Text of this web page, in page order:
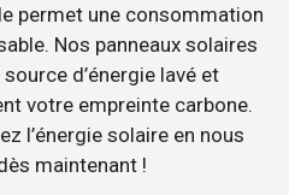
permet une consommation
Nos panneaux solaires
d’énergie lavé et
votre empreinte carbone.
l’énergie solaire en nous
maintenant !